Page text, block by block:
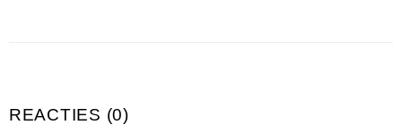
REACTIES (0)